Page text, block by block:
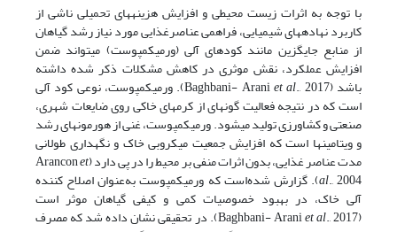
با توجه به اثرات زیست محیطی و افزایش هزینه­های تحمیلی ناشی از
کاربرد نهاده­های شیمیایی، فراهمی عناصرغذایی مورد نیاز رشد گیاهان
از منابع جایگزین مانند کودهای آلی (ورمی­کمپوست) می­تواند ضمن
افزایش عملکرد، نقش موثری در کاهش مشکلات ذکر شده داشته
باشد (Baghbani- Arani et al ., 2017). ورمی­کمپوست، نوعی کود آلی
است که در نتیجه فعالیت گونه­ای از کرم­های خاکی روی ضایعات شهری،
صنعتی و کشاورزی تولید می­شود. ورمی­کمپوست، غنی از هورمون­های رشد
و ویتامین­ها است که افزایش جمعیت میکروبی خاک و نگهداری طولانی
مدت عناصر غذایی، بدون اثرات منفی بر محیط را در پی دارد (Aranconet
al., 2004). گزارش شده‌است که ورمی­کمپوست به‌عنوان اصلاح کننده
آلی خاک، در بهبود خصوصیات کمی و کیفی گیاهان موثر است
(Baghbani- Arani
et al ., 2017). در تحقیقی نشان داده شد که مصرف